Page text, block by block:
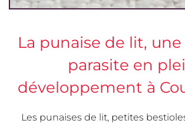
La punaise de lit,
parasite en
développement à
Les punaises de lit, petites